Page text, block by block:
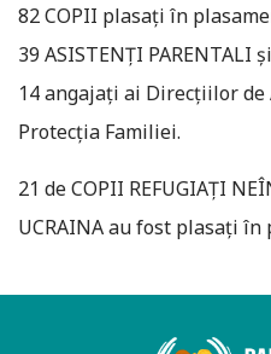
82 COPII plasați în
39 ASISTENȚI PARENTALI și
14 angajați ai Direcțiilor de
Protecția Familiei.
21 de COPII REFUGIAȚI
UCRAINA au fost plasați